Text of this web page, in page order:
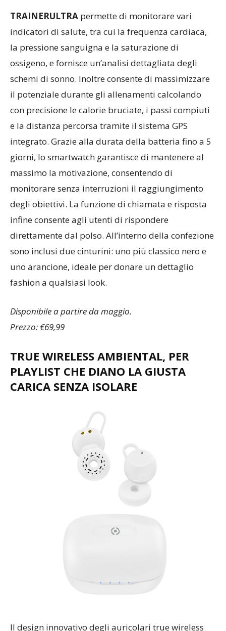
​​TRAINERULTRA permette di monitorare vari
indicatori di salute, tra cui la frequenza cardiaca,
la pressione sanguigna e la saturazione di
ossigeno, e fornisce un’analisi dettagliata degli
schemi di sonno. Inoltre consente di massimizzare
il potenziale durante gli allenamenti calcolando
con precisione le calorie bruciate, i passi compiuti
e la distanza percorsa tramite il sistema GPS
integrato. Grazie alla durata della batteria fino a 5
giorni, lo smartwatch garantisce di mantenere al
massimo la motivazione, consentendo di
monitorare senza interruzioni il raggiungimento
degli obiettivi. La funzione di chiamata e risposta
infine consente agli utenti di rispondere
direttamente dal polso. All’interno della confezione
sono inclusi due cinturini: uno più classico nero e
uno arancione, ideale per donare un dettaglio
fashion a qualsiasi look.
Disponibile a partire da maggio.
Prezzo: €69,99
TRUE WIRELESS AMBIENTAL, PER
PLAYLIST CHE DIANO LA GIUSTA
CARICA SENZA ISOLARE
Il design innovativo degli auricolari true wireless